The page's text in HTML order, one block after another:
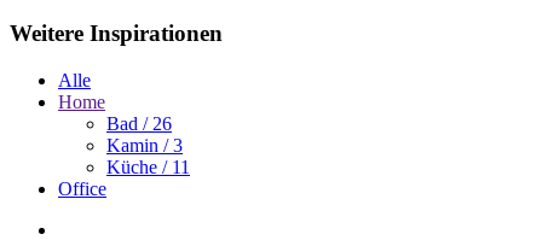
Weitere Inspirationen
Alle
Home
Bad / 26
Kamin / 3
Küche / 11
Office